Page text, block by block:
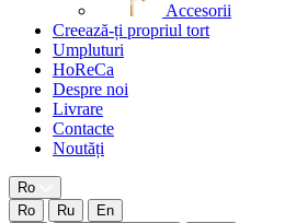
Accesorii
Creează-ți propriul tort
Umpluturi
HoReCa
Despre noi
Livrare
Contacte
Noutăți
Ro
Ro
Ru
En